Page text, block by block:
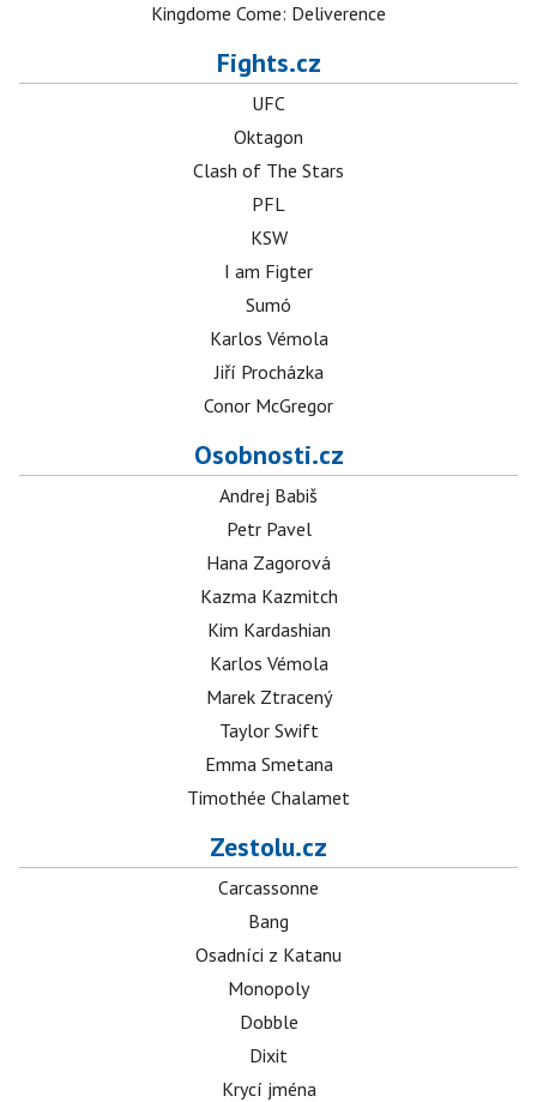
Kingdome Come: Deliverence
Fights.cz
UFC
Oktagon
Clash of The Stars
PFL
KSW
I am Figter
Sumó
Karlos Vémola
Jiří Procházka
Conor McGregor
Osobnosti.cz
Andrej Babiš
Petr Pavel
Hana Zagorová
Kazma Kazmitch
Kim Kardashian
Karlos Vémola
Marek Ztracený
Taylor Swift
Emma Smetana
Timothée Chalamet
Zestolu.cz
Carcassonne
Bang
Osadníci z Katanu
Monopoly
Dobble
Dixit
Krycí jména